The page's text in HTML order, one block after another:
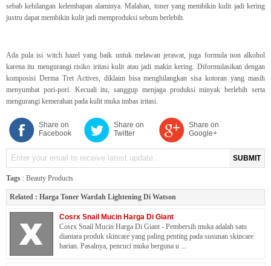
sebab kehilangan kelembapan alaminya. Malahan, toner yang membikin kulit jadi kering
justru dapat membikin kulit jadi memproduksi sebum berlebih.
Ada pula isi witch hazel yang baik untuk melawan jerawat, juga formula non alkohol
karena itu mengurangi risiko iritasi kulit atau jadi makin kering. Diformulasikan dengan
komposisi Derma Tret Actives, diklaim bisa menghilangkan sisa kotoran yang masih
menyumbat pori-pori. Kecuali itu, sanggup menjaga produksi minyak berlebih serta
mengurangi kemerahan pada kulit muka imbas iritasi.
Share on
Facebook
Share on
Twitter
Share on
Google+
SUBMIT
Tags : Beauty Products
Related : Harga Toner Wardah Lightening Di Watson
Cosrx Snail Mucin Harga Di Giant
Cosrx Snail Mucin Harga Di Giant - Pembersih muka adalah satu
diantara produk skincare yang paling penting pada susunan skincare
harian. Pasalnya, pencuci muka berguna u ...